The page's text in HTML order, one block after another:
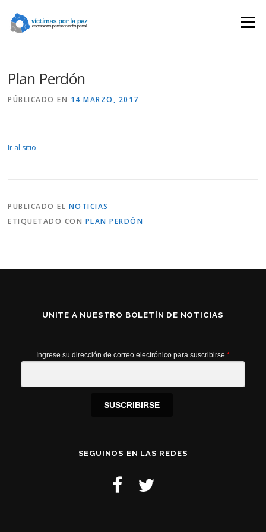
contenido
Menú
Plan Perdón
PÚBLICADO EN 14 MARZO, 2017
Ir al sitio
PUBLICADO EL NOTICIAS
ETIQUETADO CON PLAN PERDÓN
UNITE A NUESTRO BOLETÍN DE NOTICIAS
Ingrese su dirección de correo electrónico para suscribirse *
SUSCRIBIRSE
SEGUINOS EN LAS REDES